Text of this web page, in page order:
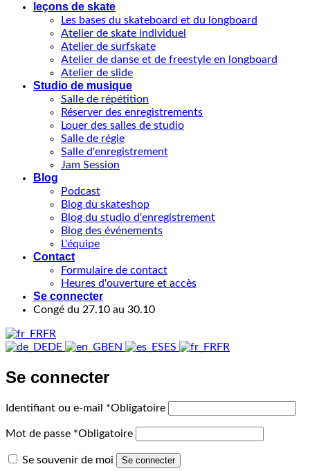
leçons de skate
Les bases du skateboard et du longboard
Atelier de skate individuel
Atelier de surfskate
Atelier de danse et de freestyle en longboard
Atelier de slide
Studio de musique
Salle de répétition
Réserver des enregistrements
Louer des salles de studio
Salle de régie
Salle d'enregistrement
Jam Session
Blog
Podcast
Blog du skateshop
Blog du studio d'enregistrement
Blog des événements
L'équipe
Contact
Formulaire de contact
Heures d'ouverture et accès
Se connecter
Congé du 27.10 au 30.10
FR
DE
EN ES FR
Se connecter
Identifiant ou e-mail *Obligatoire
Mot de passe *Obligatoire
Se souvenir de moi Se connecter